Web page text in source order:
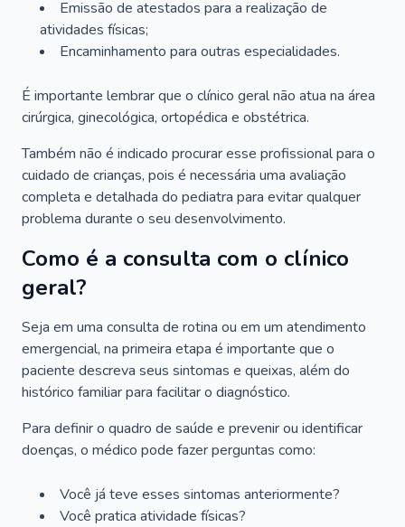
Emissão de atestados para a realização de
atividades físicas;
Encaminhamento para outras especialidades.
É importante lembrar que o clínico geral não atua na área
cirúrgica, ginecológica, ortopédica e obstétrica.
Também não é indicado procurar esse profissional para o
cuidado de crianças, pois é necessária uma avaliação
completa e detalhada do pediatra para evitar qualquer
problema durante o seu desenvolvimento.
Como é a consulta com o clínico
geral?
Seja em uma consulta de rotina ou em um atendimento
emergencial, na primeira etapa é importante que o
paciente descreva seus sintomas e queixas, além do
histórico familiar para facilitar o diagnóstico.
Para definir o quadro de saúde e prevenir ou identificar
doenças, o médico pode fazer perguntas como:
Você já teve esses sintomas anteriormente?
Você pratica atividade físicas?